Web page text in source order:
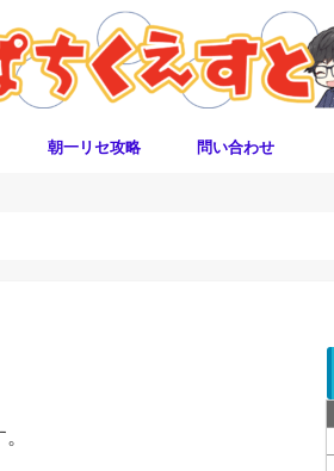
朝一リセ攻略 問い合わせ